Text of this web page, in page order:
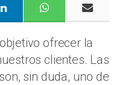
ofrecer la
clientes. Las
sin duda, uno de